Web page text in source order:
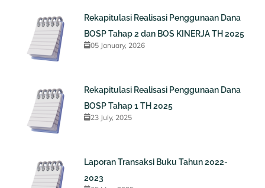
Rekapitulasi Realisasi Penggunaan Dana
BOSP Tahap 2 dan BOS KINERJA TH 2025
05 January, 2026
Rekapitulasi Realisasi Penggunaan Dana
BOSP Tahap 1 TH 2025
23 July, 2025
Laporan Transaksi Buku Tahun 2022-
2023